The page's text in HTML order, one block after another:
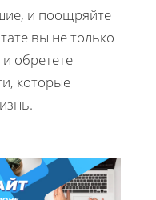
и поощряйте
вы не только
обретете
которые